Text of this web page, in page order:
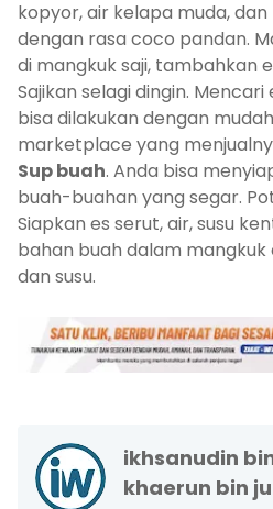
kopyor, air kelapa muda,
dengan rasa coco pandan.
di mangkuk saji, tambahkan
Sajikan selagi dingin.
bisa dilakukan dengan
marketplace yang
Sup buah. Anda bisa
buah-buahan yang segar.
Siapkan es serut, air, susu
bahan buah dalam
dan susu.
ikhsanudin
khaerun bin